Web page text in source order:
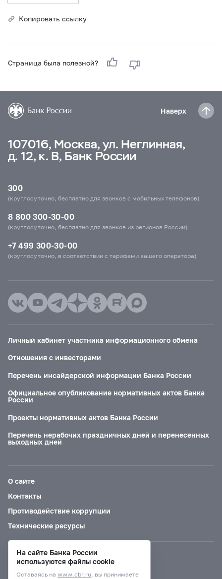
Копировать ссылку
Страница была полезной?
Наверх
107016, Москва, ул. Неглинная,
д. 12, к. В, Банк России
300
(круглосуточно, бесплатно для звонков с мобильных телефонов)
8 800 300-30-00
(круглосуточно, бесплатно для звонков из регионов России)
+7 499 300-30-00
(круглосуточно, в соответствии с тарифами вашего оператора)
Личный кабинет участника информационного обмена
Отношения с инвесторами
Перечень инсайдерской информации Банка России
Официальное опубликование нормативных актов Банка
России
Проекты нормативных актов Банка России
Перечень нерабочих праздничных дней и перенесенных
выходных дней
О сайте
Контакты
Противодействие коррупции
Технические ресурсы
Версия для слабовидящих
На сайте Банка России
используются файлы cookie
Оставаясь на www.cbr.ru, вы принимаете